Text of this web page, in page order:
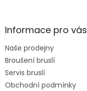
aInformace pro vás
Naše prodejny
Broušení bruslí
Servis bruslí
Obchodní podmínky